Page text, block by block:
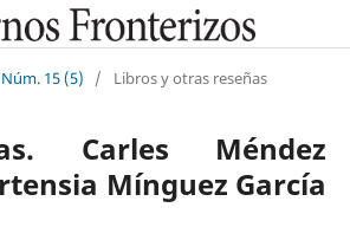
Núm. 15 (5) / Libros y otras reseñas
Carles Méndez
Mínguez García